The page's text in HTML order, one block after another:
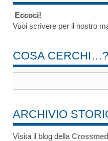
Eccoci!
Vuoi scrivere per il nostro
COSA CERCHI…?
ARCHIVIO
Visita il blog della